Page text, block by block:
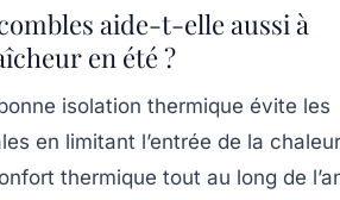
aide-t-elle aussi à
en été ?
isolation thermique évite les
en limitant l’entrée de la
thermique tout au long de